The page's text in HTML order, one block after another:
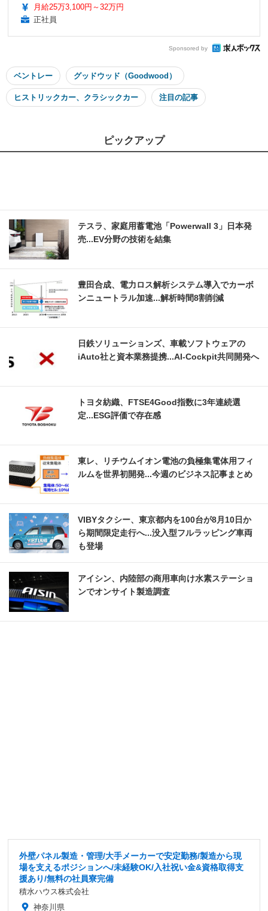
月給25万3,100円～32万円
正社員
Sponsored by
ベントレー グッドウッド（Goodwood）
ヒストリックカー、クラシックカー 注目の記事
ピックアップ
テスラ、家庭用蓄電池「Powerwall 3」日本発
売...EV分野の技術を結集
豊田合成、電力ロス解析システム導入でカーボ
ンニュートラル加速...解析時間8割削減
日鉄ソリューションズ、車載ソフトウェアの
iAuto社と資本業務提携...AI-Cockpit共同開発へ
トヨタ紡織、FTSE4Good指数に3年連続選
定...ESG評価で存在感
東レ、リチウムイオン電池の負極集電体用フィ
ルムを世界初開発...今週のビジネス記事まとめ
VIBYタクシー、東京都内を100台が8月10日か
ら期間限定走行へ...没入型フルラッピング車両
も登場
アイシン、内陸部の商用車向け水素ステーショ
ンでオンサイト製造調査
外壁パネル製造・管理/大手メーカーで安定勤務/製造から現
場を支えるポジションへ/未経験OK/入社祝い金&資格取得支
援あり/無料の社員寮完備
積水ハウス株式会社
神奈川県